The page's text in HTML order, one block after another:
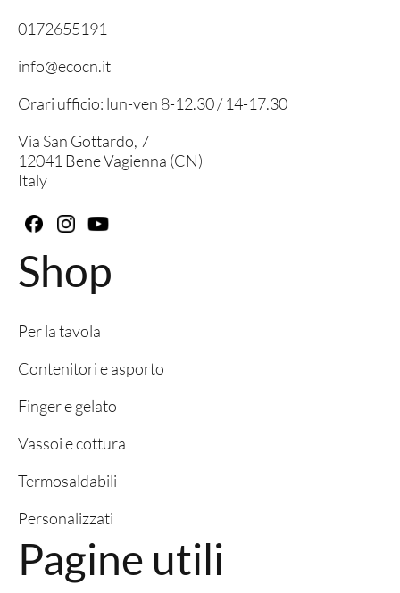
0172655191
info@ecocn.it
Orari ufficio: lun-ven 8-12.30 / 14-17.30
Via San Gottardo, 7
12041 Bene Vagienna (CN)
Italy
Shop
Per la tavola
Contenitori e asporto
Finger e gelato
Vassoi e cottura
Termosaldabili
Personalizzati
Pagine utili